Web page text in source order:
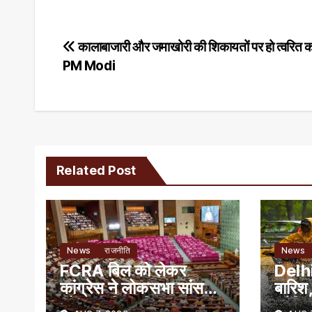
Post
कालाबाजारी और जमाखोरी की शिकायतों पर हो त्वरित
PM Modi
Related Post
News राजनीति
FCRA बिल को लेकर
कांग्रेस ने लोकसभा सांसदों
को जारी किया व्हिप
News